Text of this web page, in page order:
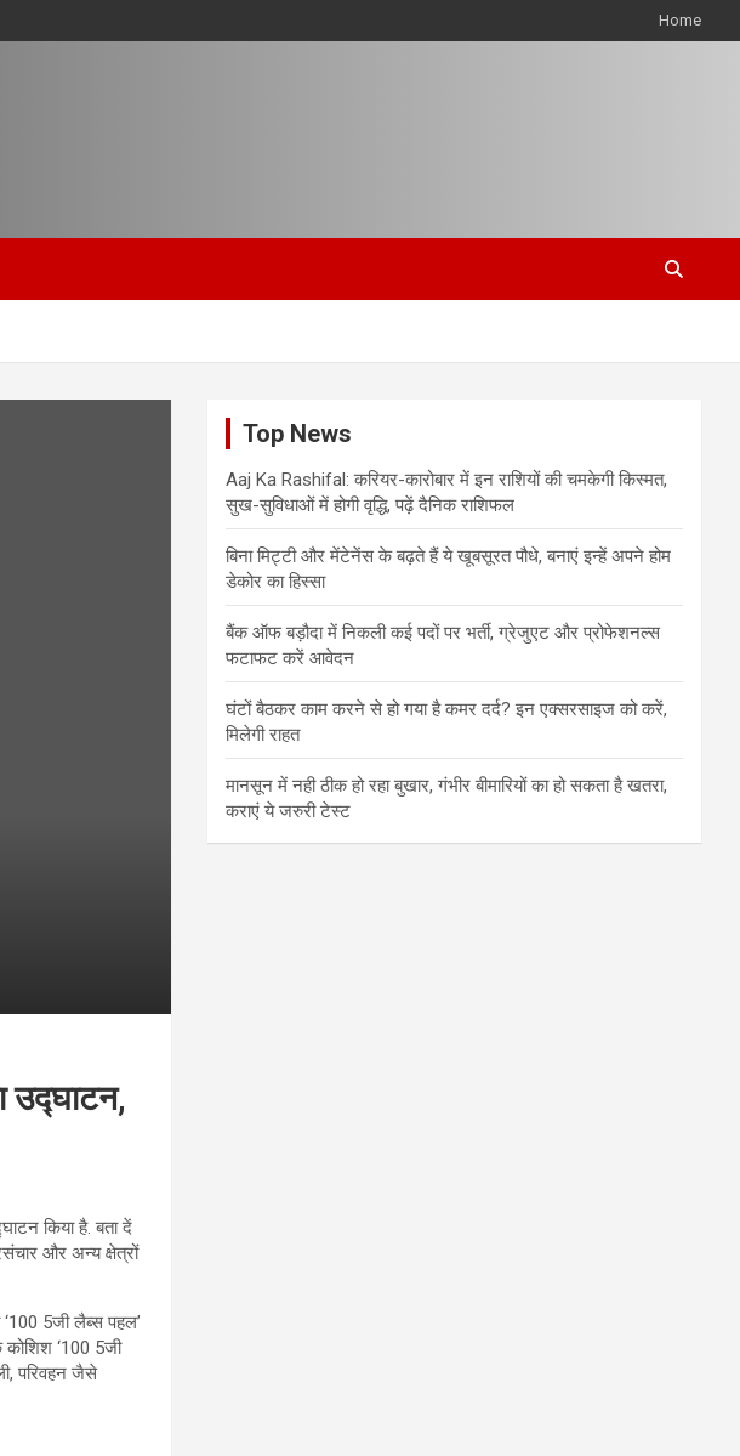
Home
उद्घाटन,
किया है. बता दें
और अन्य क्षेत्रों
5जी लैब्स पहल’
‘100 5जी
परिवहन जैसे
Top News
Aaj Ka Rashifal: करियर-कारोबार में इन राशियों की चमकेगी किस्मत,
सुख-सुविधाओं में होगी वृद्धि, पढ़ें दैनिक राशिफल
बिना मिट्टी और मेंटेनेंस के बढ़ते हैं ये खूबसूरत पौधे, बनाएं इन्‍हें अपने होम
डेकोर का हिस्‍सा
बैंक ऑफ बड़ौदा में निकली कई पदों पर भर्ती, ग्रेजुएट और प्रोफेशनल्स
फटाफट करें आवेदन
घंटों बैठकर काम करने से हो गया है कमर दर्द? इन एक्सरसाइज को करें,
मिलेगी राहत
मानसून में नही ठीक हो रहा बुखार, गंभीर बीमारियों का हो सकता है खतरा,
कराएं ये जरुरी टेस्ट